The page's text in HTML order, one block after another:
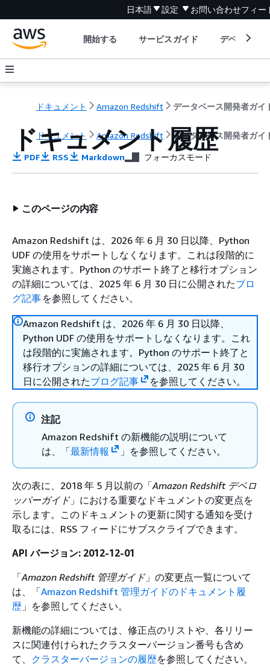
日本語 設定 お問い合わせフィー
開始する サービスガイド デベロッパ
ドキュメント Amazon Redshift データベース開発者ガイ
ドキュメント Amazon Redshift データベース開発者ガイ
ドキュメント履歴
PDF RSS Markdown フォーカスモード
このページの内容
Amazon Redshift は、2026 年 6 月 30 日以降、Python
UDF の使用をサポートしなくなります。これは段階的に
実施されます。Python のサポート終了と移行オプション
の詳細については、2025 年 6 月 30 日に公開されたブロ
グ記事 を参照してください。
Amazon Redshift は、2026 年 6 月 30 日以降、
Python UDF の使用をサポートしなくなります。これ
は段階的に実施されます。Python のサポート終了と
移行オプションの詳細については、2025 年 6 月 30
日に公開されたブログ記事 を参照してください。
注記
Amazon Redshift の新機能の説明について
は、「最新情報 」を参照してください。
次の表に、2018 年 5 月以前の「Amazon Redshift デベロ
ッパーガイド」における重要なドキュメントの変更点を
示します。このドキュメントの更新に関する通知を受け
取るには、RSS フィードにサブスクライブできます。
API バージョン: 2012-12-01
「Amazon Redshift 管理ガイド」の変更点一覧について
は、「Amazon Redshift 管理ガイドのドキュメント履
歴 」を参照してください。
新機能の詳細については、修正点のリストや、各リリー
スに関連付けられたクラスターバージョン番号も含め
て、 クラスターバージョンの履歴を参照してください。